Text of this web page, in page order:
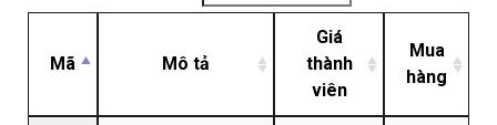
Mã Mô tả
Giá
thành
viên
Mua
hàng